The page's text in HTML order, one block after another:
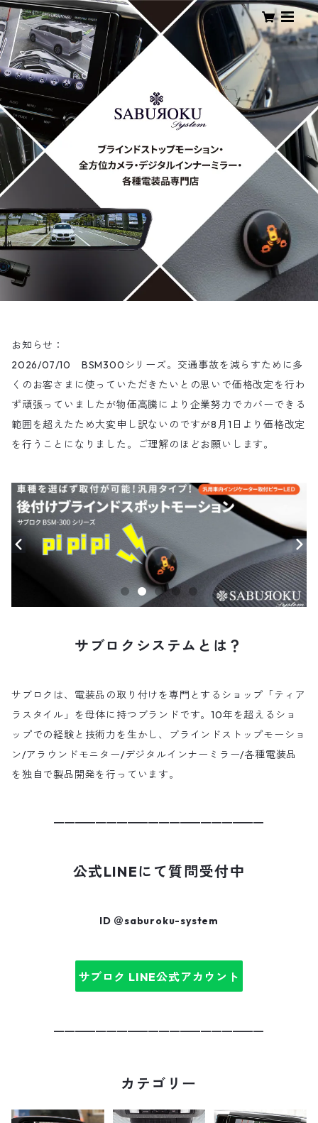
お知らせ：
2026/07/10 BSM300シリーズ。交通事故を減らすために多
くのお客さまに使っていただきたいとの思いで価格改定を行わ
ず頑張っていましたが物価高騰により企業努力でカバーできる
範囲を超えたため大変申し訳ないのですが8月1日より価格改定
を行うことになりました。ご理解のほどお願いします。
サブロクシステムとは？
サブロクは、電装品の取り付けを専門とするショップ「ティア
ラスタイル」を母体に持つブランドです。10年を超えるショ
ップでの経験と技術力を生かし、ブラインドストップモーショ
ン/アラウンドモニター/デジタルインナーミラー/各種電装品
を独自で製品開発を行っています。
━━━━━━━━━━━━━━━━━━━━
公式LINEにて質問受付中
ID ＠saburoku-system
サブロク LINE公式アカウント
━━━━━━━━━━━━━━━━━━━━
カテゴリー